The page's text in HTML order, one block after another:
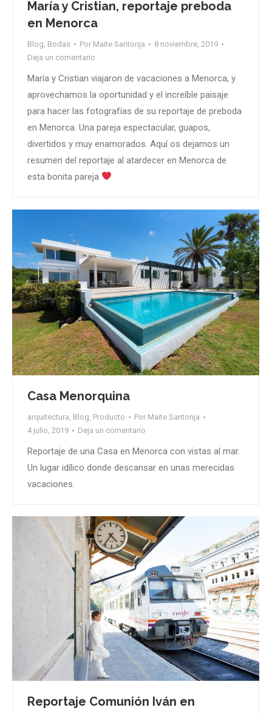
María y Cristian, reportaje preboda
en Menorca
Blog Bodas Por Maite Santonja
8 noviembre, 2019
Deja un comentario
María y Cristian viajaron de vacaciones a Menorca, y
aprovechamos la oportunidad y el increíble paisaje
para hacer las fotografías de su reportaje de preboda
en Menorca. Una pareja espectacular, guapos,
divertidos y muy enamorados. Aquí os dejamos un
resumen del reportaje al atardecer en Menorca de
esta bonita pareja
Casa Menorquina
arquitectura Blog Producto Por Maite Santonja
4 julio, 2019
Deja un comentario
Reportaje de una Casa en Menorca con vistas al mar.
Un lugar idílico donde descansar en unas merecidas
vacaciones.
Reportaje Comunión Iván en